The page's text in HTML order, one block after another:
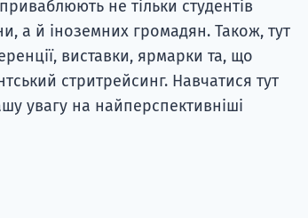
не тільки студентів
а й іноземних громадян. Також, тут
виставки, ярмарки та, що
стритрейсинг. Навчатися тут
увагу на найперспективніші